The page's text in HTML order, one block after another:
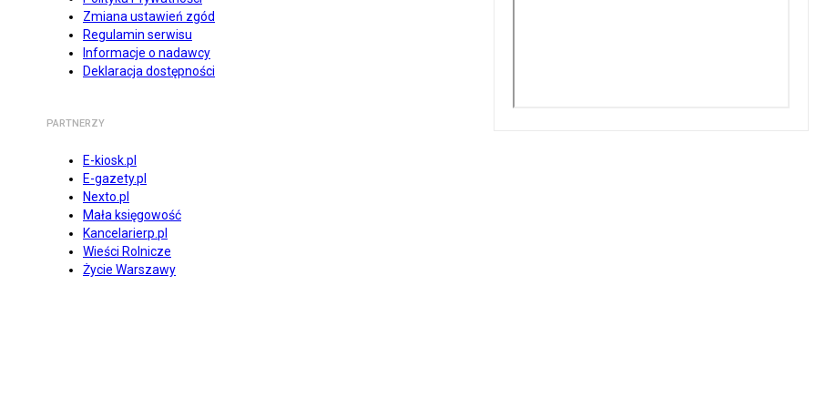
Zmiana ustawień zgód
Regulamin serwisu
Informacje o nadawcy
Deklaracja dostępności
PARTNERZY
E-kiosk.pl
E-gazety.pl
Nexto.pl
Mała księgowość
Kancelarierp.pl
Wieści Rolnicze
Życie Warszawy